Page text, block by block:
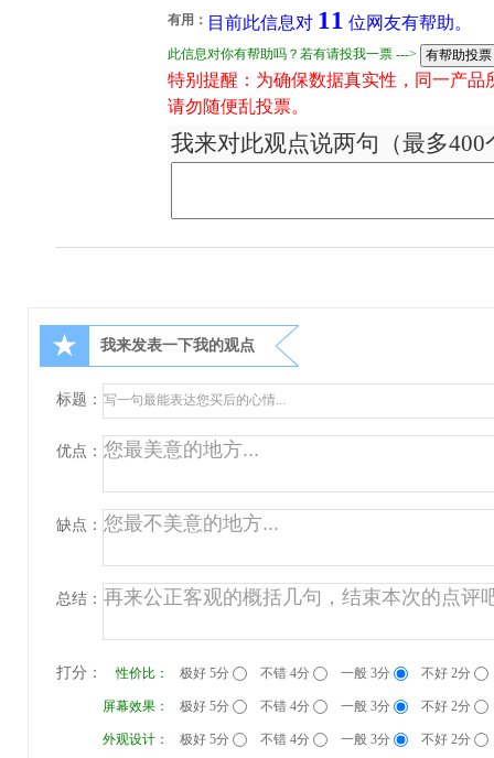
有用： 目前此信息对 11 位网友有帮助。
此信息对你有帮助吗？若有请投我一票 --->
特别提醒：为确保数据真实性，同一产
请勿随便乱投票。
我来对此观点说两句（最多400
★ 我来发表一下我的观点
标题：
优点：
缺点：
总结：
打分： 性价比： 极好 5分 不错 4分 一般 3分 不好 2分
屏幕效果： 极好 5分 不错 4分 一般 3分 不好 2分
外观设计： 极好 5分 不错 4分 一般 3分 不好 2分